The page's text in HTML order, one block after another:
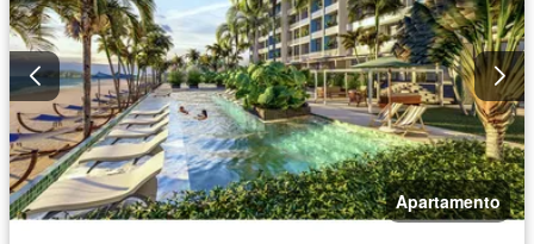
Apartamento